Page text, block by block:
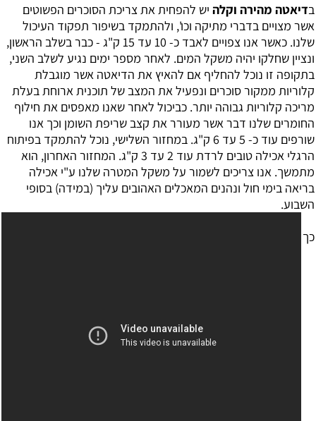
בדיאטה מהירה וקלה יש להפחית את צריכת הסוכרים הפשוטים
אשר מצויים בדברי מתיקה וכו', ולהתמקד בשיפור תפקוד העיכול
שלנו. כאשר אנו צפויים לאבד כ- 10 עד 15 ק"ג - כבר בשלב הראשון,
ונציין שחלקו יהיה משקל המים. לאחר מספר ימים נגיע לשלב השני,
בתקופה זו נוכל להחליף אם להאיץ את הדיאטה אשר מוגבלת
קלוריות ממקור סוכרים ונפעיל את המצב של תוכנית ארוחת בעלת
מריכה קלוריות גבוהה יותר. כביכול לאחר שאנו מאפסים את חילוף
החומרים שלנו דבר אשר מעורר את קצב שריפת השומן וכך אנו
שורפים עוד כ- 5 עד 6 ק"ג. במחזור השלישי, נוכל להתמקד בפיתוח
הרגלי אכילה טובים לרדת עוד 2 עד 3 ק"ג. המחזור האחרון, הוא
מתמשך. אנו צריכים לשמור על משקל המטרה שלנו ע"י אכילה
בריאה בימי חול ונהנים המאכלים האהובים עליך (במידה) בסופי
השבוע.
כך